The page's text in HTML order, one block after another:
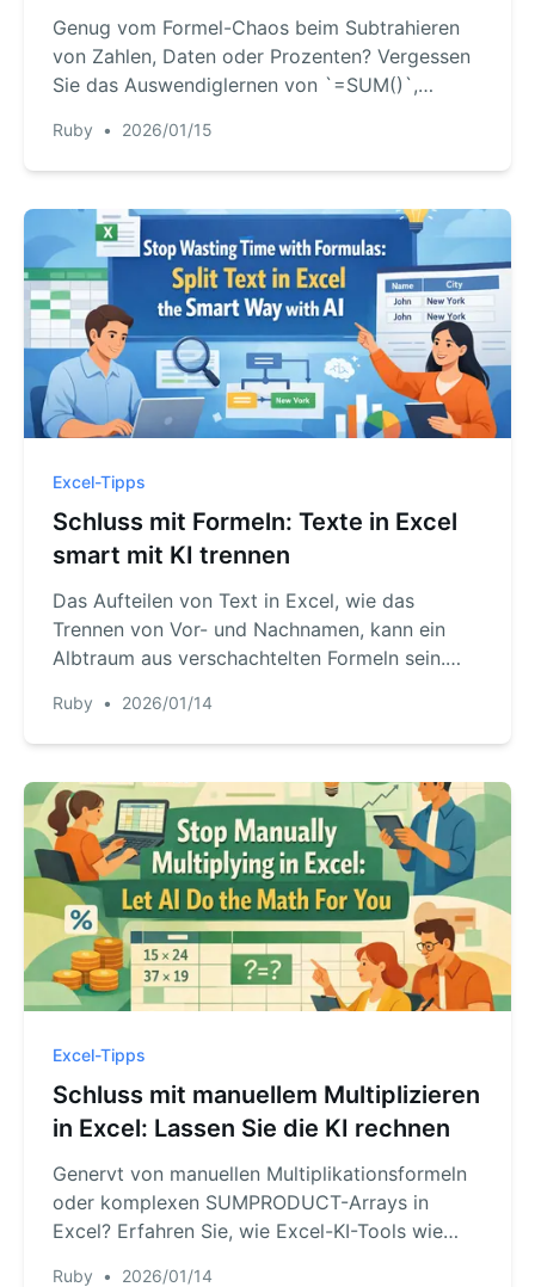
KI für sich rechnen
Genug vom Formel-Chaos beim Subtrahieren
von Zahlen, Daten oder Prozenten? Vergessen
Sie das Auswendiglernen von `=SUM()`,
Erfahren Sie, wie Excel AI jede Subtraktion
sofort durch einfache Textbefehle für Sie
Ruby • 2026/01/15
Excel-Tipps
Schluss mit Formeln: Texte in Excel
smart mit KI trennen
Das Aufteilen von Text in Excel, wie das
Trennen von Vor- und Nachnamen, kann ein
Albtraum aus verschachtelten Formeln sein.
traditioneller Methoden und stellt einen
schnelleren Weg mit der KI von RowSpeak vor,
aufzuteilen.
Ruby • 2026/01/14
Excel-Tipps
Schluss mit manuellem Multiplizieren
in Excel: Lassen Sie die KI rechnen
Genervt von manuellen Multiplikationsformeln
oder komplexen SUMPRODUCT-Arrays in
Excel? Erfahren Sie, wie Excel-KI-Tools wie
Ruby • 2026/01/14